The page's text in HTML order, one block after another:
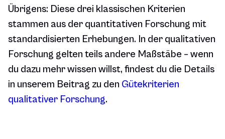
Übrigens: Diese drei klassischen Kriterien
stammen aus der quantitativen Forschung mit
standardisierten Erhebungen. In der qualitativen
Forschung gelten teils andere Maßstäbe – wenn
du dazu mehr wissen willst, findest du die Details
in unserem Beitrag zu den Gütekriterien
qualitativer Forschung.